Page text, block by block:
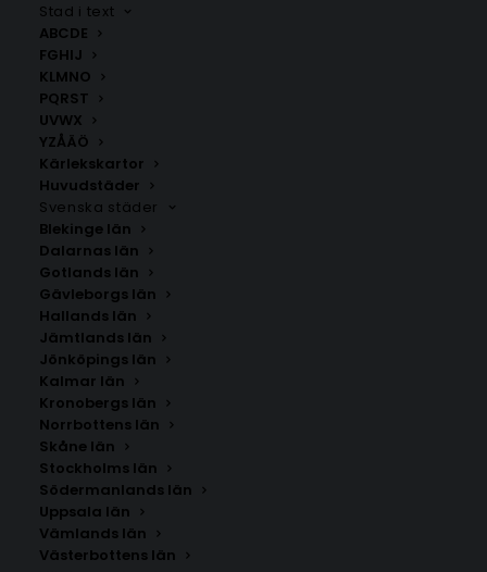
Stad i text
ABCDE
FGHIJ
KLMNO
PQRST
UVWX
YZÅÄÖ
Kärlekskartor
Huvudstäder
Svenska städer
Blekinge län
Dalarnas län
Gotlands län
Gävleborgs län
Hallands län
Jämtlands län
Jönköpings län
Kalmar län
Kronobergs län
Norrbottens län
Skåne län
Stockholms län
Södermanlands län
Uppsala län
Vämlands län
Västerbottens län
SÖK AFFISCHER
Sök
efter: